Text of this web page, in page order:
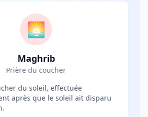
🌅
Maghrib
Prière du coucher
du soleil, effectuée
après que le soleil ait disparu